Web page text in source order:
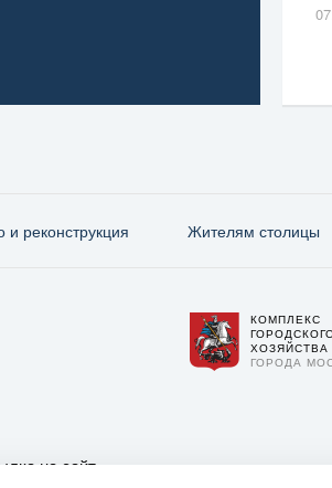
и реконструкция Жителям столицы
КОМПЛЕКС
ХОЗЯЙСТВА
ГОРОДА
на сайт